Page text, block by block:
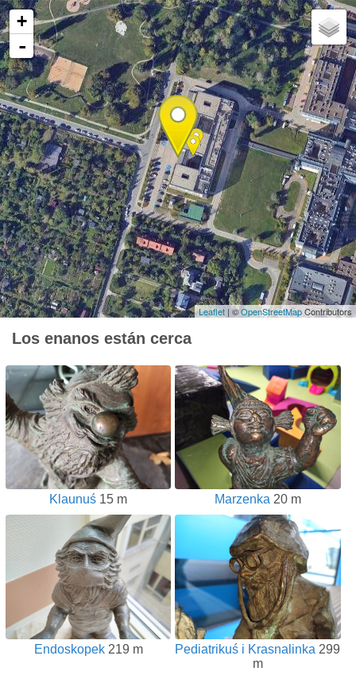
+
-
Leaflet | ©OpenStreetMapContributors
Los enanos están cerca
Klaunuś 15 m Marzenka 20 m
Endoskopek219 m Pediatrikuś i Krasnalinka 299
m